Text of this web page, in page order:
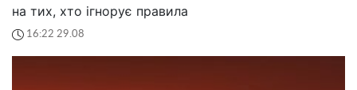
на тих, хто ігнорує правила
16:22 29.08